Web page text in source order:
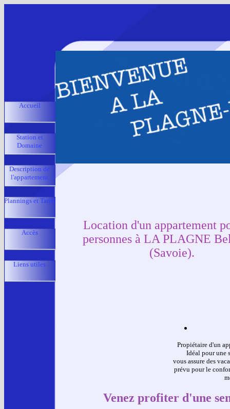
Accueil
Station et
Domaine
Description de
l'appartement
Plannings et Tarifs
Accès
Liens utiles
Location d'un appartement
personnes à LA PLAGNE
(Savoie).
Propiétaire d'un
Idéal pour une
vous assure des
prévu pour le
Venez profiter d'une